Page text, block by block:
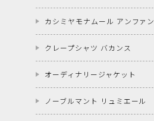
カシミヤモナムール アンファン
クレープシャツ バカンス
オーディナリージャケット
ノーブルマント リュミエール